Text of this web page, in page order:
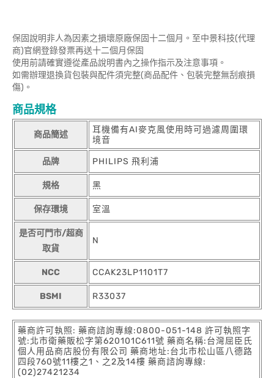
保固說明非人為因素之損壞原廠保固十二個月。至中景科技(代理
商)官網登錄發票再送十二個月保固
使用前請確實遵從產品說明書內之操作指示及注意事項。
如需辦理退換貨包裝與配件須完整(商品配件、包裝完整無刮痕損
傷)。
商品規格
商品簡述
耳機備有AI麥克風使用時可過濾周圍環
境音
品牌 PHILIPS 飛利浦
規格 黑
保存環境 室溫
是否可門市/超商
取貨
N
NCC CCAK23LP1101T7
BSMI R33037
藥商許可執照: 藥商諮詢專線:0800-051-148 許可執照字
號:北市衛藥販松字第620101C611號 藥商名稱:台灣屈臣氏
個人用品商店股份有限公司 藥商地址:台北市松山區八德路
四段760號11樓之1、之2及14樓 藥商諮詢專線:
(02)27421234